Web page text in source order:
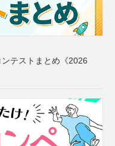
テストまとめ《2026